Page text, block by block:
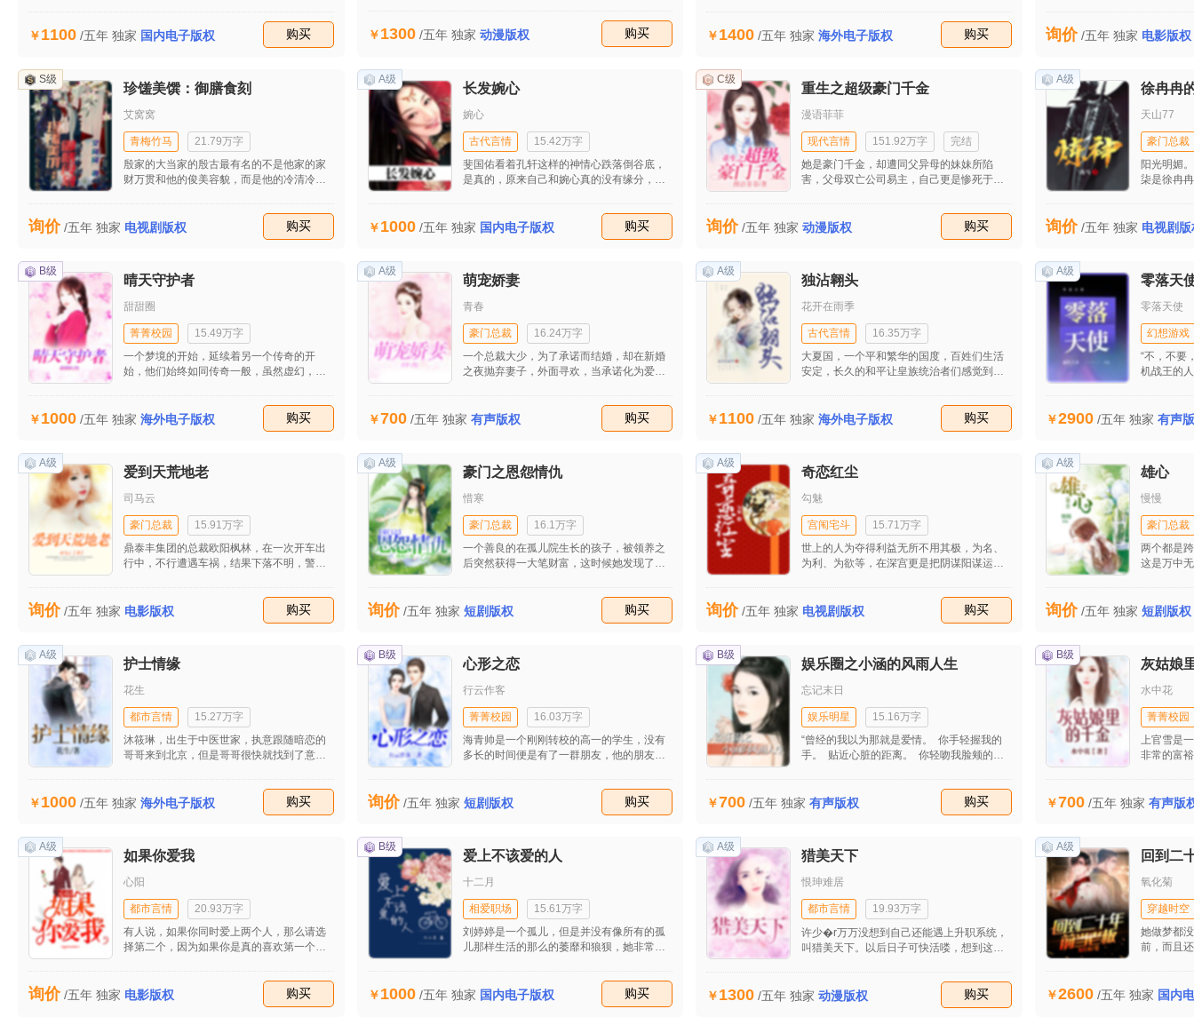
1100 /五年 独家 国内电子版权 购买
过着猪狗不如的生活，可是为什么他们还那
么的狠心，还要这样对自己呢，现在母亲已
杀死自己的母亲的，今天自己就要给母亲报
去找其他的人报仇……
1300 /五年 独家 动漫版权 购买 1400 /五年 独家 海外电子版权 购买
庄牧的到
询价 /五年 独家 电影版权
S级
珍馐美馔：御膳食刻
艾窝窝
青梅竹马
21.79万字
殷家的大当家的殷古最有名的不是他家的家
财万贯和他的俊美容貌，而是他的冷清冷
然在一家小面馆里吃到了一碗普普通通的
面，他就把做面的小师傅绑回了家――
询价 /五年 独家 电视剧版权 购买
A级
长发婉心
婉心
古代言情
15.42万字
斐国佑看着孔轩这样的神情心跌落倒谷底，
是真的，原来自己和婉心真的没有缘分，即
在她忘记你不是很好吗？这样她也不会痛
苦，你为什么非要让她记起呢？这样只会有
不起来呢，你仔细想想，是婉心的欢喜重要
还是你自己的？
1000 /五年 独家 国内电子版权 购买
C级
重生之超级豪门千金
漫语菲菲
现代言情 151.92万字
完结
她是豪门千金，却遭同父异母的妹妹所陷
害，父母双亡公司易主，自己更是惨死于白
询价 /五年 独家 动漫版权 购买
A级
徐冉冉
天山77
豪门总裁
阳光明媚
柒是徐冉
庞，夹杂
询价 /五年 独家 电视剧版
B级
晴天守护者
甜甜圈
菁菁校园
15.49万字
一个梦境的开始，延续着另一个传奇的开
始，他们始终如同传奇一般，虽然虚幻，但
一个不朽的传奇，一个个传奇般的故事……
1000 /五年 独家 海外电子版权 购买
A级
萌宠娇妻
青春
豪门总裁
16.24万字
一个总裁大少，为了承诺而结婚，却在新婚
之夜抛弃妻子，外面寻欢，当承诺化为爱
疯狂，历经磨难，有情人终成眷属。以往旧
爱怨恨再生，打破了本已经幸福的三口之
是否还可以保持那段纯真的爱情，苦中作
乐，品味生活真谛，男闺蜜是否可以找到真
爱，请看下面精彩故事……
700 /五年 独家 有声版权 购买
A级
独沾翱头
花开在雨季
古代言情
16.35万字
大夏国，一个平和繁华的国度，百姓们生活
安定，长久的和平让皇族统治者们感觉到心
触即发。 她名字叫董月，出水肤蓉那样艳丽
柔美，有着让所有男子为之倾心的绝色，生
己却嫁于一见钟情的七王爷上官宇。 上官
宇，最有可能继承大夏国的君主，温文尔雅
体贴入微，两人相识相恋如同是被上天安排
一样。 可惜命运弄人，在这一场两国交战的
战斗中他们却遭遇多次的分分离离。 而最
后，他们能否如彼此所愿那样永生在一起？
1100 /五年 独家 海外电子版权 购买
A级
零落天
零落天使
幻想游戏
“不，不要
机战王的
2900 /五年 独家 有声
A级
爱到天荒地老
司马云
豪门总裁
15.91万字
鼎泰丰集团的总裁欧阳枫林，在一次开车出
行中，不行遭遇车祸，结果下落不明，警察
弟欧阳明远的阴谋，为了继承鼎泰丰集团。
结果当欧阳枫林醒来之后，完全失去了记
枫林醒来之后，发现自己躺在一个叫做于小
柔的女孩的家里。完全记不起自己是谁了？
就这样欧阳枫林和这个叫做于小柔的女孩生
活在一起了
询价 /五年 独家 电影版权 购买
A级
豪门之恩怨情仇
惜寒
豪门总裁
16.1万字
一个善良的在孤儿院生长的孩子，被领养之
后突然获得一大笔财富，这时候她发现了这
心。 “开屏广告公司”的总裁元仁义因为自己
的挑剔和固执，让自己的家庭情况四分五
孤儿院领养了乖巧善良的安谨秀，在一次慈
善活动后，元仁义不幸去世，留给了安谨秀
一大笔财富，善良的安谨秀为了报答决定扛
起公司的担子，在遗嘱的时候知道了元仁义
还有一个孙子元东云，以及一些他们家庭的
情况，安谨秀决定去帮死去的老人挽救他的
亲情，过程中……两人彼此相恋。后来发
现，安谨秀也并不是孤儿，原来是……
询价 /五年 独家 短剧版权 购买
A级
奇恋红尘
勾魅
宫闱宅斗
15.71万字
世上的人为夺得利益无所不用其极，为名、
为利、为欲等，在深宫更是把阴谋阳谋运用
情经过后，小麟子终于得到了棉蓉娘娘的原
谅以后，整个人一下子放松了下来，而这个
上起了作用，一大口啊黑色的血液从嘴里面
吐了出来，很快小麟子整个人都昏死了过
去。
询价 /五年 独家 电视剧版权 购买
A级
雄心
慢慢
豪门总裁
两个都是
这是万中
西，而华
做？ 所有
的豪门争
后谁才是
询价 /五年 独家 短剧版权
A级
护士情缘
花生
都市言情
15.27万字
沐筱琳，出生于中医世家，执意跟随暗恋的
哥哥来到北京，但是哥哥很快就找到了意中
的怀抱里。中医世家的大小姐，虽然没有什
么显赫的身世，但是凭借着自己高明的艺术
重。而那个陌生男人，也深深的被她的一举
一动吸引着，陌生男人宠爱着她，带给她从
未有过的安全感。这让沐筱琳十分感动，最
终终于发现自己也是离不开他的。
1000 /五年 独家 海外电子版权 购买
B级
心形之恋
行云作客
菁菁校园
16.03万字
海青帅是一个刚刚转校的高一的学生，没有
多长的时间便是有了一群朋友，他的朋友对
青帅说自己便是可以马大成功的，真的得到
了美若彤的心之后，却是对美若彤的一阵嬉
伤心离去，但是这时候海青帅却是发现自己
似乎也这真的是喜欢上了美若彤的……
询价 /五年 独家 短剧版权 购买
B级
娱乐圈之小涵的风雨人生
忘记末日
娱乐明星
15.16万字
“曾经的我以为那就是爱情。 你手轻握我的
手。 贴近心脏的距离。 你轻吻我脸颊的虔
你那决绝的背影。 无一不诉说这只是我的幻
想。 亲爱的你。 用背影告诉我这不是爱
700 /五年 独家 有声版权 购买
B级
灰姑娘
水中花
菁菁校园
上官雪是
非常的富
情，但是
雪很是照
们，将会
躲，终究
700 /五年 独家 有声版
A级
如果你爱我
心阳
都市言情
20.93万字
有人说，如果你同时爱上两个人，那么请选
择第二个，因为如果你是真的喜欢第一个，
改变，可是，没有如果。
询价 /五年 独家 电影版权 购买
B级
爱上不该爱的人
十二月
相爱职场
15.61万字
刘婷婷是一个孤儿，但是并没有像所有的孤
儿那样生活的那么的萎靡和狼狈，她非常努
个人经历的太多，还有很多朋友的各种的帮
忙，最后他们能走到一起吗，而那些破坏情
1000 /五年 独家 国内电子版权 购买
A级
猎美天下
恨珅难居
都市言情
19.93万字
许少�r万万没想到自己还能遇上升职系统，
叫猎美天下。以后日子可快活喽，想到这里
1300 /五年 独家 动漫版权 购买
A级
回到二
氧化菊
穿越时空
她做梦都
前，而且
财，她开
2600 /五年 独家 国内